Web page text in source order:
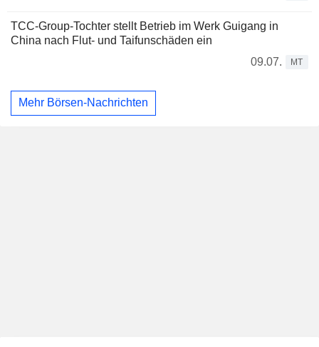
TCC-Group-Tochter stellt Betrieb im Werk Guigang in
China nach Flut- und Taifunschäden ein
09.07.
MT
Mehr Börsen-Nachrichten